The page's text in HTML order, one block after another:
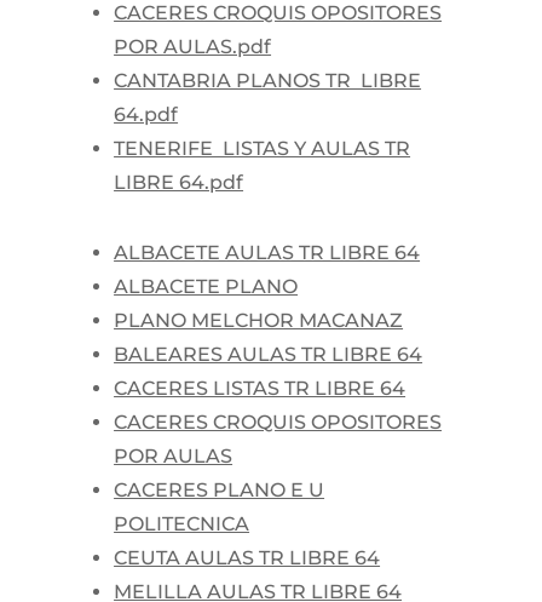
CACERES CROQUIS OPOSITORES
POR AULAS.pdf
CANTABRIA PLANOS TR LIBRE
64.pdf
TENERIFE LISTAS Y AULAS TR
LIBRE 64.pdf
ALBACETE AULAS TR LIBRE 64
ALBACETE PLANO
PLANO MELCHOR MACANAZ
BALEARES AULAS TR LIBRE 64
CACERES LISTAS TR LIBRE 64
CACERES CROQUIS OPOSITORES
POR AULAS
CACERES PLANO E U
POLITECNICA
CEUTA AULAS TR LIBRE 64
MELILLA AULAS TR LIBRE 64